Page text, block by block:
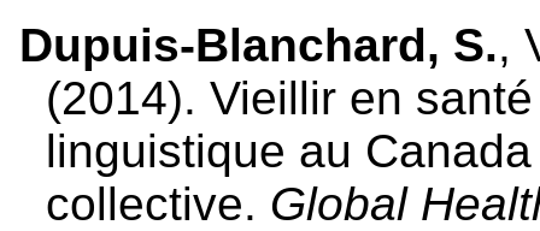
Dupuis-Blanchard, S.,
(2014). Vieillir en
linguistique au
collective. Global